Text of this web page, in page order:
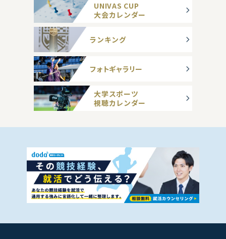
UNIVAS CUP
大会カレンダー
ランキング
フォトギャラリー
大学スポーツ
視聴カレンダー